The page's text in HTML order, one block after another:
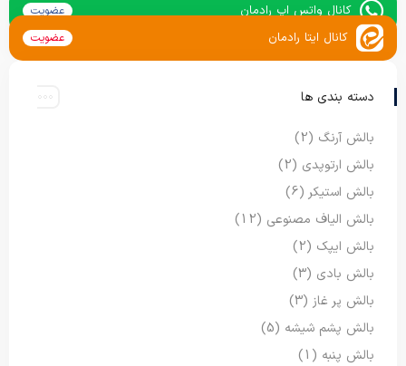
کانال واتس اپ رادمان عضویت
کانال ایتا رادمان عضویت
دسته بندی ها
بالش آرنگ (2)
بالش ارتوپدی (2)
بالش استیکر (6)
بالش الیاف مصنوعی (12)
بالش ایپک (2)
بالش بادی (3)
بالش پر غاز (3)
بالش پشم شیشه (5)
بالش پنبه (1)